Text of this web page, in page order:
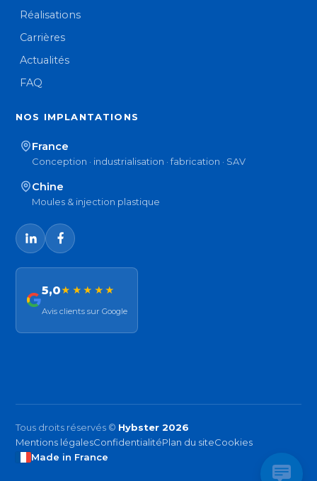
Réalisations
Carrières
Actualités
FAQ
NOS IMPLANTATIONS
France
Conception · industrialisation · fabrication · SAV
Chine
Moules & injection plastique
5,0★★★★★
Avis clients sur Google
Tous droits réservés © Hybster 2026
Mentions légalesConfidentialitéPlan du siteCookies
Made in France